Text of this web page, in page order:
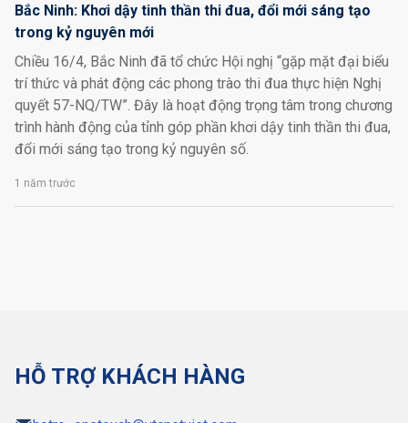
Bắc Ninh: Khơi dậy tinh thần thi đua, đổi mới sáng tạo
trong kỷ nguyên mới
Chiều 16/4, Bắc Ninh đã tổ chức Hội nghị “gặp mặt đại biểu
trí thức và phát động các phong trào thi đua thực hiện Nghị
quyết 57-NQ/TW”. Đây là hoạt động trọng tâm trong chương
trình hành động của tỉnh góp phần khơi dậy tinh thần thi đua,
đổi mới sáng tạo trong kỷ nguyên số.
1 năm trước
HỖ TRỢ KHÁCH HÀNG